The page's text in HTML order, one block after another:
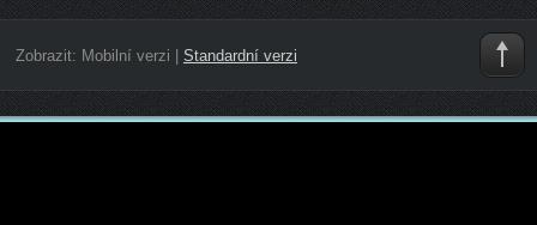
Zobrazit: Mobilní verzi Standardní verzi